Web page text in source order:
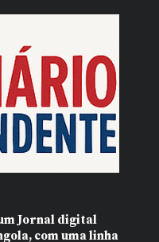
Jornal digital
com uma linha